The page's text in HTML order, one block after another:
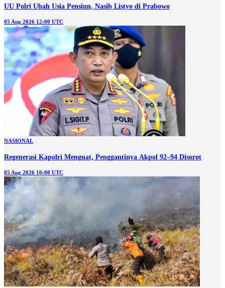
UU Polri Ubah Usia Pensiun, Nasib Listyo di Prabowo
05 Aug 2026 12:00 UTC
NASIONAL
Regenerasi Kapolri Menguat, Penggantinya Akpol 92–94 Disorot
05 Aug 2026 10:00 UTC